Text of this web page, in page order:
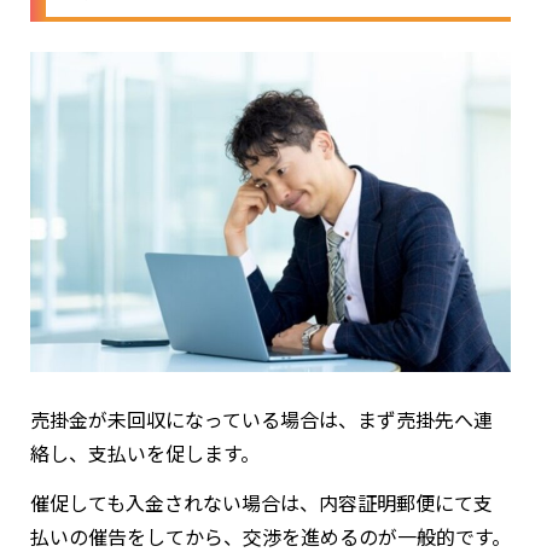
売掛金が未回収になっている場合は、まず売掛先へ連
絡し、支払いを促します。
催促しても入金されない場合は、内容証明郵便にて支
払いの催告をしてから、交渉を進めるのが一般的です。